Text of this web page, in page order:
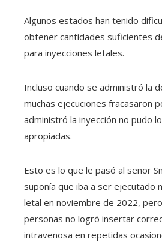
Algunos estados han tenido
obtener cantidades suficientes
para inyecciones letales.
Incluso cuando se administró la
muchas ejecuciones fracasaron
administró la inyección no pudo
apropiadas.
Esto es lo que le pasó al señor
suponía que iba a ser ejecutado
letal en noviembre de 2022,
personas no logró insertar
intravenosa en repetidas